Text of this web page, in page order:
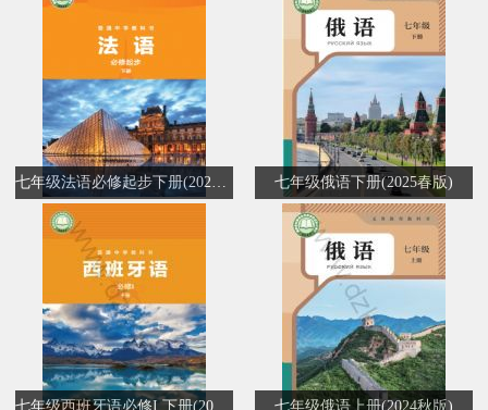
七年级俄语下册(2025春版)
七年级俄语上册(2024秋版)